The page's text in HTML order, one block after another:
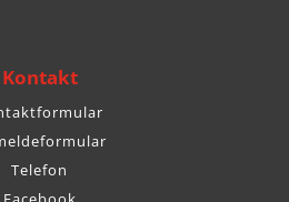
Kontakt
Telefon